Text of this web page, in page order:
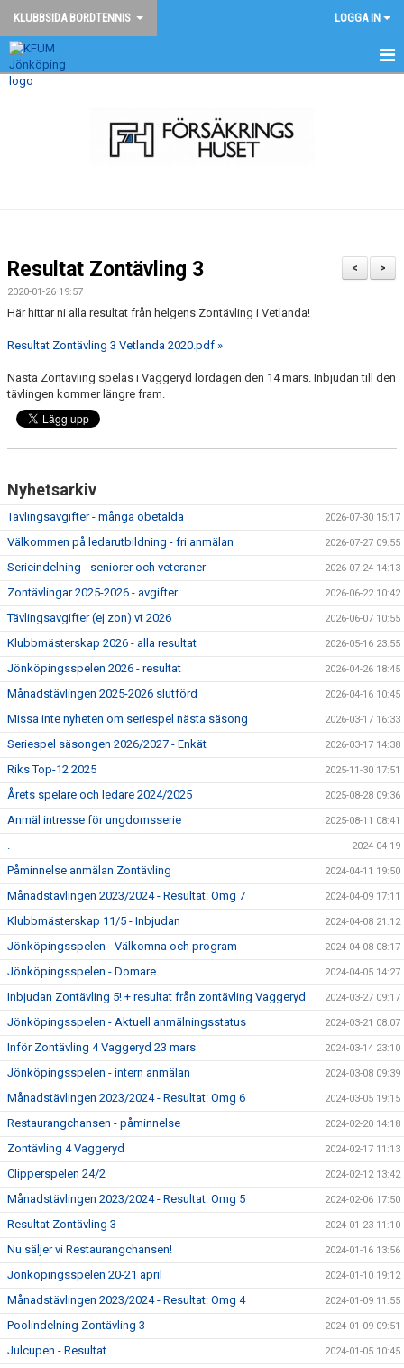
KLUBBSIDA BORDTENNIS LOGGA IN
BORDTENNIS - START
DOKUMENT
>
<
Resultat Zontävling 3
2020-01-26 19:57
Här hittar ni alla resultat från helgens Zontävling i Vetlanda!
Resultat Zontävling 3 Vetlanda 2020.pdf »
Nästa Zontävling spelas i Vaggeryd lördagen den 14 mars. Inbjudan till den
tävlingen kommer längre fram.
Nyhetsarkiv
Tävlingsavgifter - många obetalda 2026-07-30 15:17
Välkommen på ledarutbildning - fri anmälan 2026-07-27 09:55
Serieindelning - seniorer och veteraner 2026-07-24 14:13
Zontävlingar 2025-2026 - avgifter 2026-06-22 10:42
Tävlingsavgifter (ej zon) vt 2026 2026-06-07 10:55
Klubbmästerskap 2026 - alla resultat 2026-05-16 23:55
Jönköpingsspelen 2026 - resultat 2026-04-26 18:45
Månadstävlingen 2025-2026 slutförd 2026-04-16 10:45
Missa inte nyheten om seriespel nästa säsong 2026-03-17 16:33
Seriespel säsongen 2026/2027 - Enkät 2026-03-17 14:38
Riks Top-12 2025 2025-11-30 17:51
Årets spelare och ledare 2024/2025 2025-08-28 09:36
Anmäl intresse för ungdomsserie 2025-08-11 08:41
. 2024-04-19
Påminnelse anmälan Zontävling 2024-04-11 19:50
Månadstävlingen 2023/2024 - Resultat: Omg 7 2024-04-09 17:11
Klubbmästerskap 11/5 - Inbjudan 2024-04-08 21:12
Jönköpingsspelen - Välkomna och program 2024-04-08 08:17
Jönköpingsspelen - Domare 2024-04-05 14:27
Inbjudan Zontävling 5! + resultat från zontävling Vaggeryd 2024-03-27 09:17
Jönköpingsspelen - Aktuell anmälningsstatus 2024-03-21 08:07
Inför Zontävling 4 Vaggeryd 23 mars 2024-03-14 23:10
Jönköpingsspelen - intern anmälan 2024-03-08 09:39
Månadstävlingen 2023/2024 - Resultat: Omg 6 2024-03-05 19:15
Restaurangchansen - påminnelse 2024-02-20 14:18
Zontävling 4 Vaggeryd 2024-02-17 11:13
Clipperspelen 24/2 2024-02-12 13:42
Månadstävlingen 2023/2024 - Resultat: Omg 5 2024-02-06 17:50
Resultat Zontävling 3 2024-01-23 11:10
Nu säljer vi Restaurangchansen! 2024-01-16 13:56
Jönköpingsspelen 20-21 april 2024-01-10 19:12
Månadstävlingen 2023/2024 - Resultat: Omg 4 2024-01-09 11:55
Poolindelning Zontävling 3 2024-01-09 09:51
Julcupen - Resultat 2024-01-05 10:45